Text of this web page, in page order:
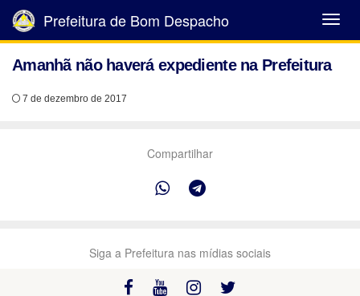
Abrir
Menu
Prefeitura de Bom Despacho
Amanhã não haverá expediente na Prefeitura
7 de dezembro de 2017
Compartilhar
Siga a Prefeitura nas mídias sociais